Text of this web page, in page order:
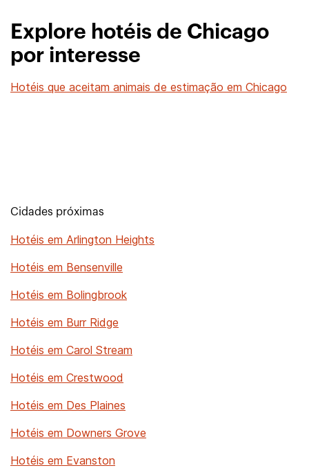
Explore hotéis de Chicago
por interesse
Hotéis que aceitam animais de estimação em Chicago
Cidades próximas
Hotéis em Arlington Heights
Hotéis em Bensenville
Hotéis em Bolingbrook
Hotéis em Burr Ridge
Hotéis em Carol Stream
Hotéis em Crestwood
Hotéis em Des Plaines
Hotéis em Downers Grove
Hotéis em Evanston